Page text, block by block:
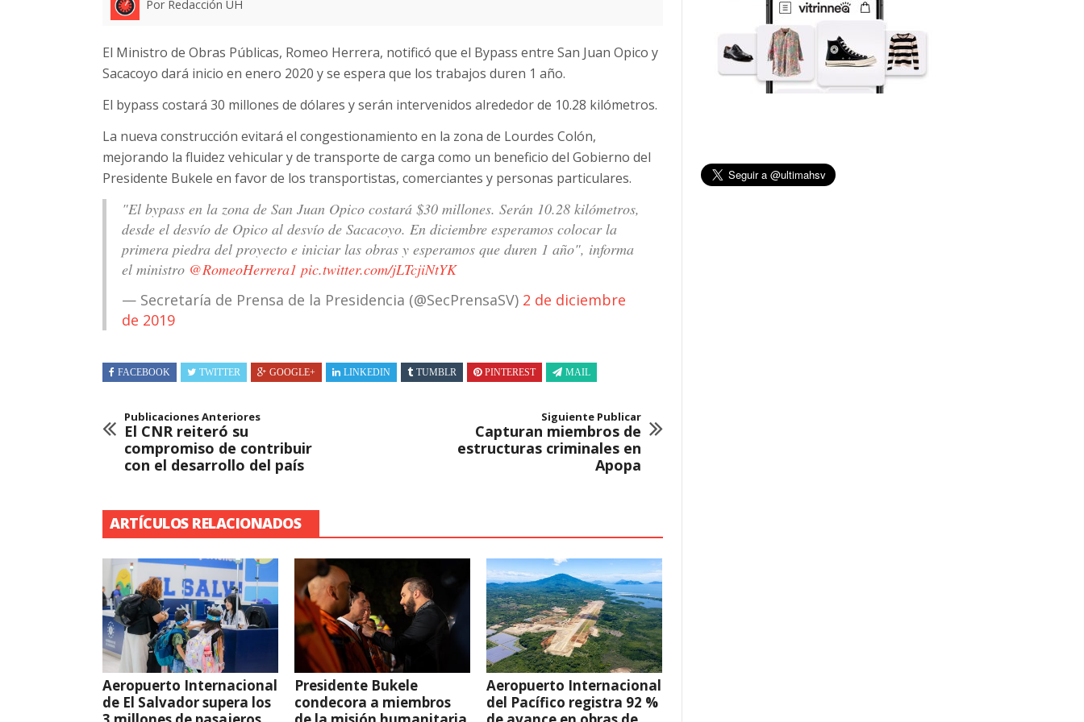
Por Redacción UH
El Ministro de Obras Públicas, Romeo Herrera, notificó que el Bypass entre San Juan Opico y
Sacacoyo dará inicio en enero 2020 y se espera que los trabajos duren 1 año.
El bypass costará 30 millones de dólares y serán intervenidos alrededor de 10.28 kilómetros.
La nueva construcción evitará el congestionamiento en la zona de Lourdes Colón,
mejorando la fluidez vehicular y de transporte de carga como un beneficio del Gobierno del
Presidente Bukele en favor de los transportistas, comerciantes y personas particulares.
"El bypass en la zona de San Juan Opico costará $30 millones. Serán 10.28 kilómetros,
desde el desvío de Opico al desvío de Sacacoyo. En diciembre esperamos colocar la
primera piedra del proyecto e iniciar las obras y esperamos que duren 1 año", informa
el ministro @RomeoHerrera1 pic.twitter.com/jLTcjiNtYK
— Secretaría de Prensa de la Presidencia (@SecPrensaSV) 2 de diciembre
de 2019
FACEBOOK TWITTER GOOGLE+ LINKEDIN TUMBLR PINTEREST MAIL
Publicaciones Anteriores
El CNR reiteró su
compromiso de contribuir
con el desarrollo del país
Siguiente Publicar
Capturan miembros de
estructuras criminales en
Apopa
ARTÍCULOS RELACIONADOS
Aeropuerto Internacional
de El Salvador supera los
Presidente Bukele
condecora a miembros
Aeropuerto Internacional
del Pacífico registra 92 %